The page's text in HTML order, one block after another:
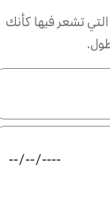
تشعر فيها كأنك
السهمين لأعلى